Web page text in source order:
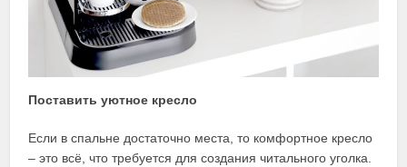
Поставить уютное кресло
Если в спальне достаточно места, то комфортное кресло
– это всё, что требуется для создания читального уголка.